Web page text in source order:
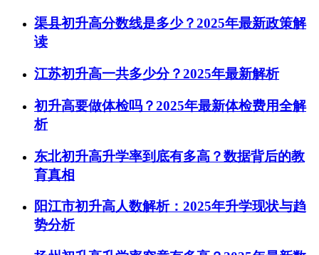
渠县初升高分数线是多少？2025年最新政策解
读
江苏初升高一共多少分？2025年最新解析
初升高要做体检吗？2025年最新体检费用全解
析
东北初升高升学率到底有多高？数据背后的教
育真相
阳江市初升高人数解析：2025年升学现状与趋
势分析